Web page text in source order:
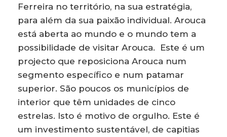
Ferreira no território, na sua estratégia,
para além da sua paixão individual. Arouca
está aberta ao mundo e o mundo tem a
possibilidade de visitar Arouca. Este é um
projecto que reposiciona Arouca num
segmento específico e num patamar
superior. São poucos os municípios de
interior que têm unidades de cinco
estrelas. Isto é motivo de orgulho. Este é
um investimento sustentável, de capitias